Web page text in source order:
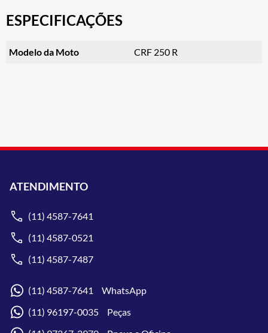
ESPECIFICAÇÕES
Modelo da Moto CRF 250 R
ATENDIMENTO
(11) 4587-7641
(11) 4587-0521
(11) 4587-7487
(11) 4587-7641 WhatsApp
(11) 96197-0035 Peças